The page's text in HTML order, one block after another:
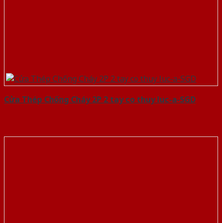
Cửa Thép Chống Cháy 2P 2 tay co thuy luc-a-SGD